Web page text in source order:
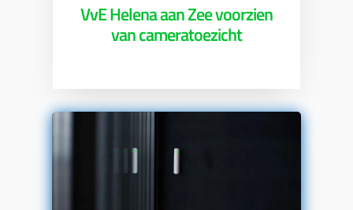
VvE Helena aan Zee voorzien
van cameratoezicht